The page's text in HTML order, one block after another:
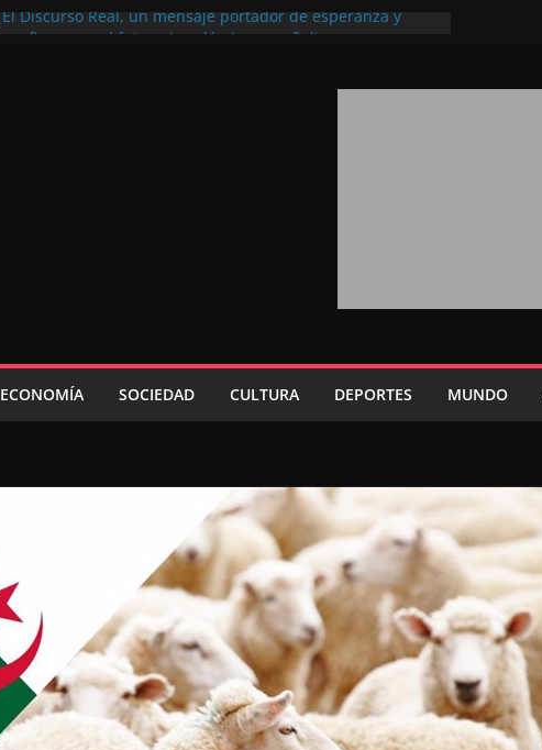
El Discurso Real, un mensaje portador de esperanza y
Extranjero: al servicio de los grandes proyectos de
ECONOMÍA SOCIEDAD CULTURA DEPORTES MUNDO